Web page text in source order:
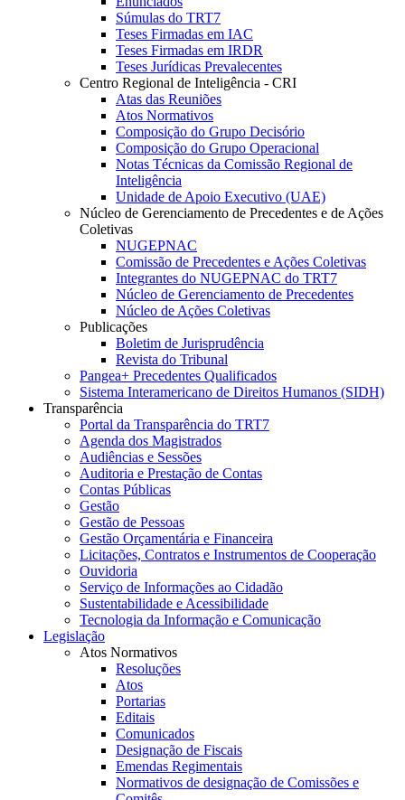
Súmulas do TRT7
Teses Firmadas em IAC
Teses Firmadas em IRDR
Teses Jurídicas Prevalecentes
Centro Regional de Inteligência - CRI
Atas das Reuniões
Atos Normativos
Composição do Grupo Decisório
Composição do Grupo Operacional
Notas Técnicas da Comissão Regional de
Inteligência
Unidade de Apoio Executivo (UAE)
Núcleo de Gerenciamento de Precedentes e de Ações
Coletivas
NUGEPNAC
Comissão de Precedentes e Ações Coletivas
Integrantes do NUGEPNAC do TRT7
Núcleo de Gerenciamento de Precedentes
Núcleo de Ações Coletivas
Publicações
Boletim de Jurisprudência
Revista do Tribunal
Pangea+ Precedentes Qualificados
Sistema Interamericano de Direitos Humanos (SIDH)
Transparência
Portal da Transparência do TRT7
Agenda dos Magistrados
Audiências e Sessões
Auditoria e Prestação de Contas
Contas Públicas
Gestão
Gestão de Pessoas
Gestão Orçamentária e Financeira
Licitações, Contratos e Instrumentos de Cooperação
Ouvidoria
Serviço de Informações ao Cidadão
Sustentabilidade e Acessibilidade
Tecnologia da Informação e Comunicação
Legislação
Atos Normativos
Resoluções
Atos
Portarias
Editais
Comunicados
Designação de Fiscais
Emendas Regimentais
Normativos de designação de Comissões e